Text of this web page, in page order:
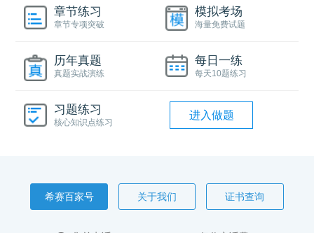
章节练习
章节专项突破
模拟考场
海量免费试题
历年真题
真题实战演练
每日一练
每天10题练习
习题练习
核心知识点练习
进入做题
希赛百家号 关于我们 证书查询